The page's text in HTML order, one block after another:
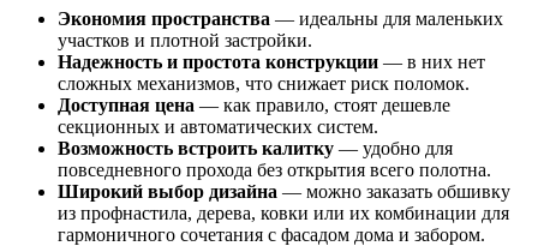
Экономия пространства — идеальны для маленьких
участков и плотной застройки.
Надежность и простота конструкции — в них нет
сложных механизмов, что снижает риск поломок.
Доступная цена — как правило, стоят дешевле
секционных и автоматических систем.
Возможность встроить калитку — удобно для
повседневного прохода без открытия всего полотна.
Широкий выбор дизайна — можно заказать обшивку
из профнастила, дерева, ковки или их комбинации для
гармоничного сочетания с фасадом дома и забором.